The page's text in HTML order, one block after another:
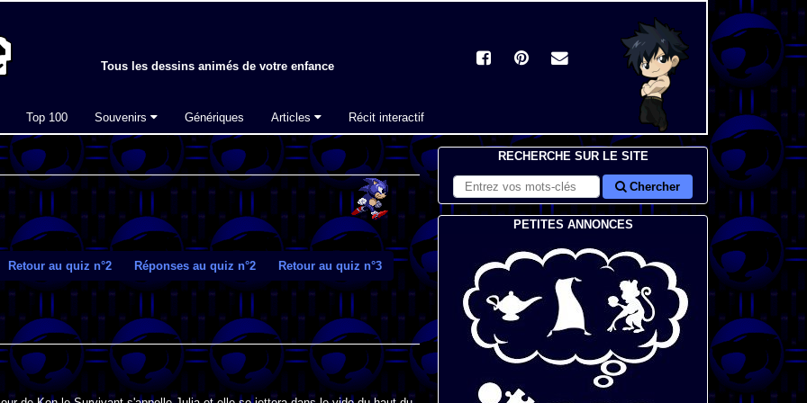
Tous les dessins animés de votre enfance
Top 100 Souvenirs Génériques Articles Récit interactif
Retour au quiz n°2 Réponses au quiz n°2 Retour au quiz n°3
RECHERCHE SUR LE SITE
Chercher
PETITES ANNONCES